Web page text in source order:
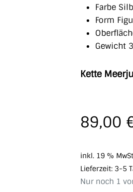
Farbe
Form
Gewicht
Kette
89,00
inkl. 19 %
Lieferzeit: 3-5
Nur noch 1